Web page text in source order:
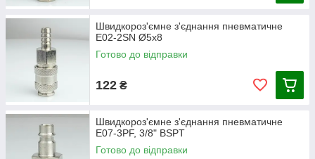
Швидкороз'ємне з'єднання пневматичне
E02-2SN Ø5х8
Готово до відправки
122 ₴
Швидкороз'ємне з'єднання пневматичне
E07-3PF, 3/8" BSPT
Готово до відправки